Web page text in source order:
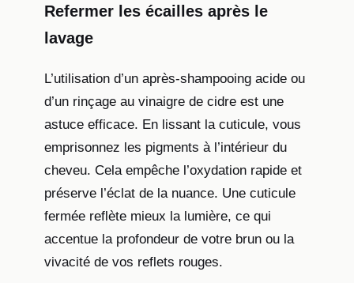
Refermer les écailles après le
lavage
L’utilisation d’un après-shampooing acide ou
d’un rinçage au vinaigre de cidre est une
astuce efficace. En lissant la cuticule, vous
emprisonnez les pigments à l’intérieur du
cheveu. Cela empêche l’oxydation rapide et
préserve l’éclat de la nuance. Une cuticule
fermée reflète mieux la lumière, ce qui
accentue la profondeur de votre brun ou la
vivacité de vos reflets rouges.